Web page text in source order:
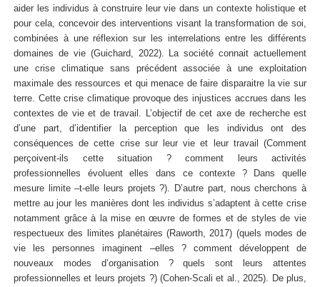
aider les individus à construire leur vie dans un contexte holistique et
pour cela, concevoir des interventions visant la transformation de soi,
combinées à une réflexion sur les interrelations entre les différents
domaines de vie (Guichard, 2022). La société connait actuellement
une crise climatique sans précédent associée à une exploitation
maximale des ressources et qui menace de faire disparaitre la vie sur
terre. Cette crise climatique provoque des injustices accrues dans les
contextes de vie et de travail. L’objectif de cet axe de recherche est
d’une part, d’identifier la perception que les individus ont des
conséquences de cette crise sur leur vie et leur travail (Comment
perçoivent-ils cette situation ? comment leurs activités
professionnelles évoluent elles dans ce contexte ? Dans quelle
mesure limite –t-elle leurs projets ?). D’autre part, nous cherchons à
mettre au jour les manières dont les individus s’adaptent à cette crise
notamment grâce à la mise en œuvre de formes et de styles de vie
respectueux des limites planétaires (Raworth, 2017) (quels modes de
vie les personnes imaginent –elles ? comment développent de
nouveaux modes d’organisation ? quels sont leurs attentes
professionnelles et leurs projets ?) (Cohen-Scali et al., 2025). De plus,